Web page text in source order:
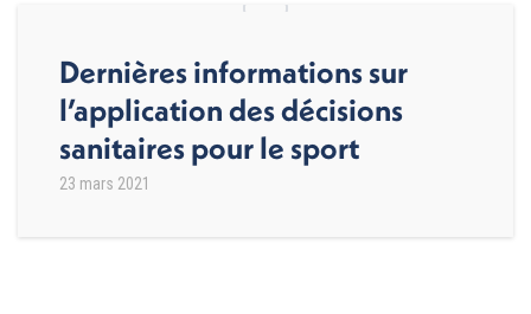
Dernières informations sur
l’application des décisions
sanitaires pour le sport
23 mars 2021